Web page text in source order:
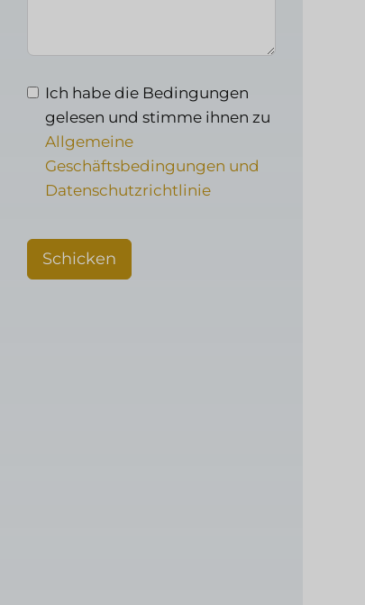
Ich habe die Bedingungen
gelesen und stimme ihnen zu
Allgemeine
Geschäftsbedingungen und
Datenschutzrichtlinie
Schicken